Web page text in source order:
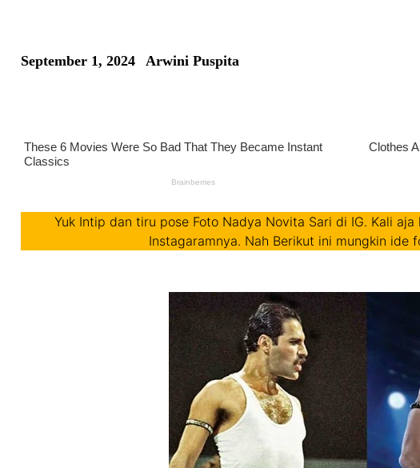
September 1, 2024 Arwini Puspita
Yuk Intip dan tiru pose Foto Nadya Novita Sari di IG. Kali
Instagaramnya. Nah Berikut ini mungkin ide